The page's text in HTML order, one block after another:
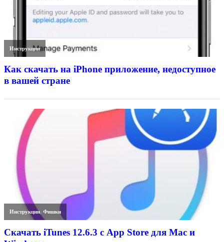
Инструкции
Как скачать на iPhone приложение, недоступное
в вашей стране
Инструкции,Фишки
Скачать iTunes 12.6.3 с App Store для Mac и